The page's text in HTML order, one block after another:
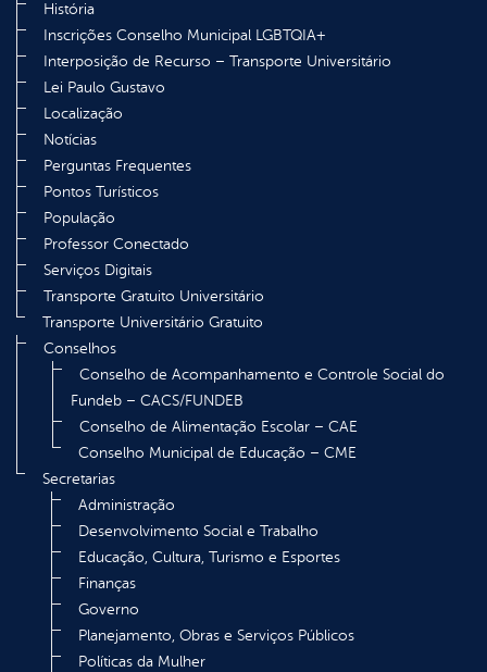
História
Inscrições Conselho Municipal LGBTQIA+
Interposição de Recurso – Transporte Universitário
Lei Paulo Gustavo
Localização
Notícias
Perguntas Frequentes
Pontos Turísticos
População
Professor Conectado
Serviços Digitais
Transporte Gratuito Universitário
Transporte Universitário Gratuito
Conselhos
Conselho de Acompanhamento e Controle Social do
Fundeb – CACS/FUNDEB
Conselho de Alimentação Escolar – CAE
Conselho Municipal de Educação – CME
Secretarias
Administração
Desenvolvimento Social e Trabalho
Educação, Cultura, Turismo e Esportes
Finanças
Governo
Planejamento, Obras e Serviços Públicos
Políticas da Mulher